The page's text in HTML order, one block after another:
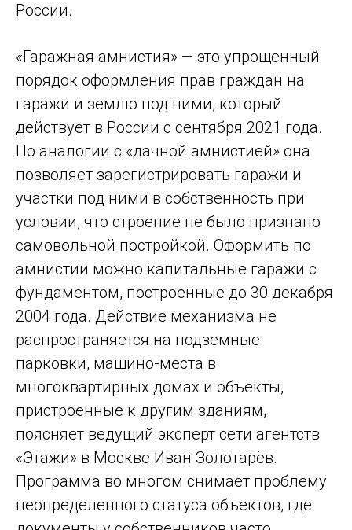
России.
«Гаражная амнистия» — это упрощенный
порядок оформления прав граждан на
гаражи и землю под ними, который
действует в России с сентября 2021 года.
По аналогии с «дачной амнистией» она
позволяет зарегистрировать гаражи и
участки под ними в собственность при
условии, что строение не было признано
самовольной постройкой. Оформить по
амнистии можно капитальные гаражи с
фундаментом, построенные до 30 декабря
2004 года. Действие механизма не
распространяется на подземные
парковки, машино-места в
многоквартирных домах и объекты,
пристроенные к другим зданиям,
поясняет ведущий эксперт сети агентств
«Этажи» в Москве Иван Золотарёв.
Программа во многом снимает проблему
неопределенного статуса объектов, где